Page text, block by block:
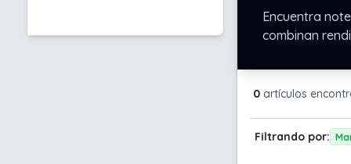
Encuentra
combinan
0artículos
Filtrando por: